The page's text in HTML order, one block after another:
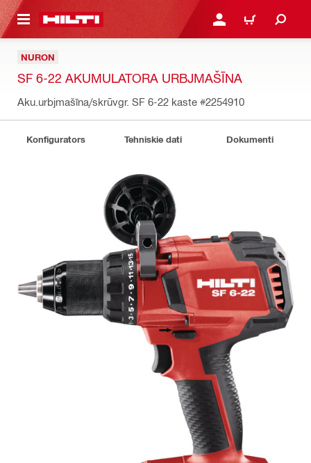
SATURU PIESLĒGTIES VAI
IEPIRKŠANĀS
NURON
SF 6-22 AKUMULATORA URBJMAŠĪNA
Aku.urbjmašīna/skrūvgr. SF 6-22 kaste #2254910
Konfigurators Tehniskie dati Dokumenti